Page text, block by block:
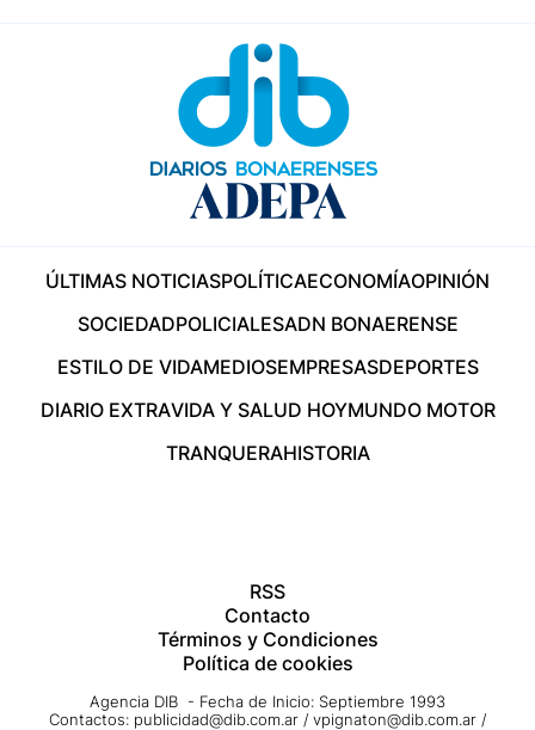
ÚLTIMAS NOTICIASPOLÍTICAECONOMÍAOPINIÓN
SOCIEDADPOLICIALESADN BONAERENSE
ESTILO DE VIDAMEDIOSEMPRESASDEPORTES
DIARIO EXTRAVIDA Y SALUD HOYMUNDO MOTOR
TRANQUERAHISTORIA
RSS
Contacto
Términos y Condiciones
Política de cookies
Agencia DIB - Fecha de Inicio: Septiembre 1993
Contactos: publicidad@dib.com.ar / vpignaton@dib.com.ar /